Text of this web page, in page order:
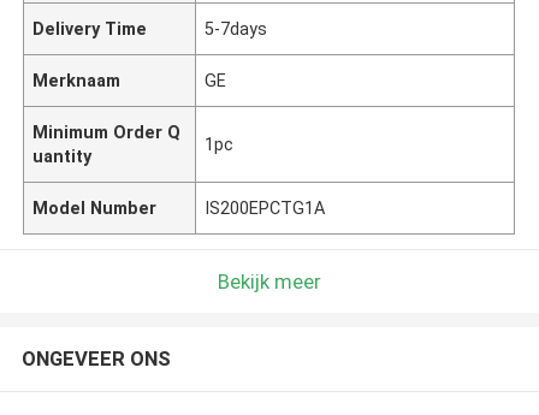
Delivery Time 5-7days
Merknaam GE
Minimum Order Q
uantity
1pc
Model Number IS200EPCTG1A
Bekijk meer
ONGEVEER ONS